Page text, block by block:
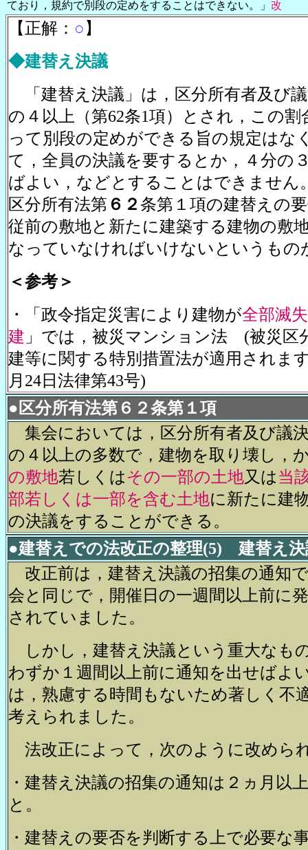
ており，規約で別段の定めをすることはできない。」 改
【正解： ○ 】
◆建替え決議
「建替え決議」は，区分所有者及び
の４以上（第62条1項）とされ，この割
って別段の定めができる旨の規定はな
て，全員の決議を要するとか，４分の
ばよい，などとすることはできません
区分所有法第 ６２条第１項の建替えの
従前の敷地と新たに建築する建物の敷
なっていなければいけないというもの
＜参考＞
・「政令指定災害により建物が全部滅
建 」では，被災マンション法 (被災区
建等に関する特別措置法が適用されま
月24日法律第43号)
● 区分所有法第６２条第１項
集会においては，区分所有者及び議
の４以上の多数で，建物を取り壊し，
の敷地若しくはその一部の土地又は当
部若しくは一部を含む土地に新たに建
の決議をすることができる。
●建替えでの法改正の整理(5) 建替え決
改正前は，建替え決議の招集の通知
会と同じで，開催日の一週間以上前に
されていました。
しかし，建替え決議という重大なも
わずか１週間以上前に通知を出せばよ
は，熟慮する時間もないため著しく不
考えられました。
法改正によって，次のように改めら
・建替え決議の招集の通知は２ヵ月以
と。
・建替えの要否を判断する上で必要な